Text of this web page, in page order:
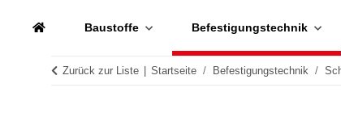
Baustoffe Befestigungstechnik
Zurück zur Liste Startseite Befestigungstechnik